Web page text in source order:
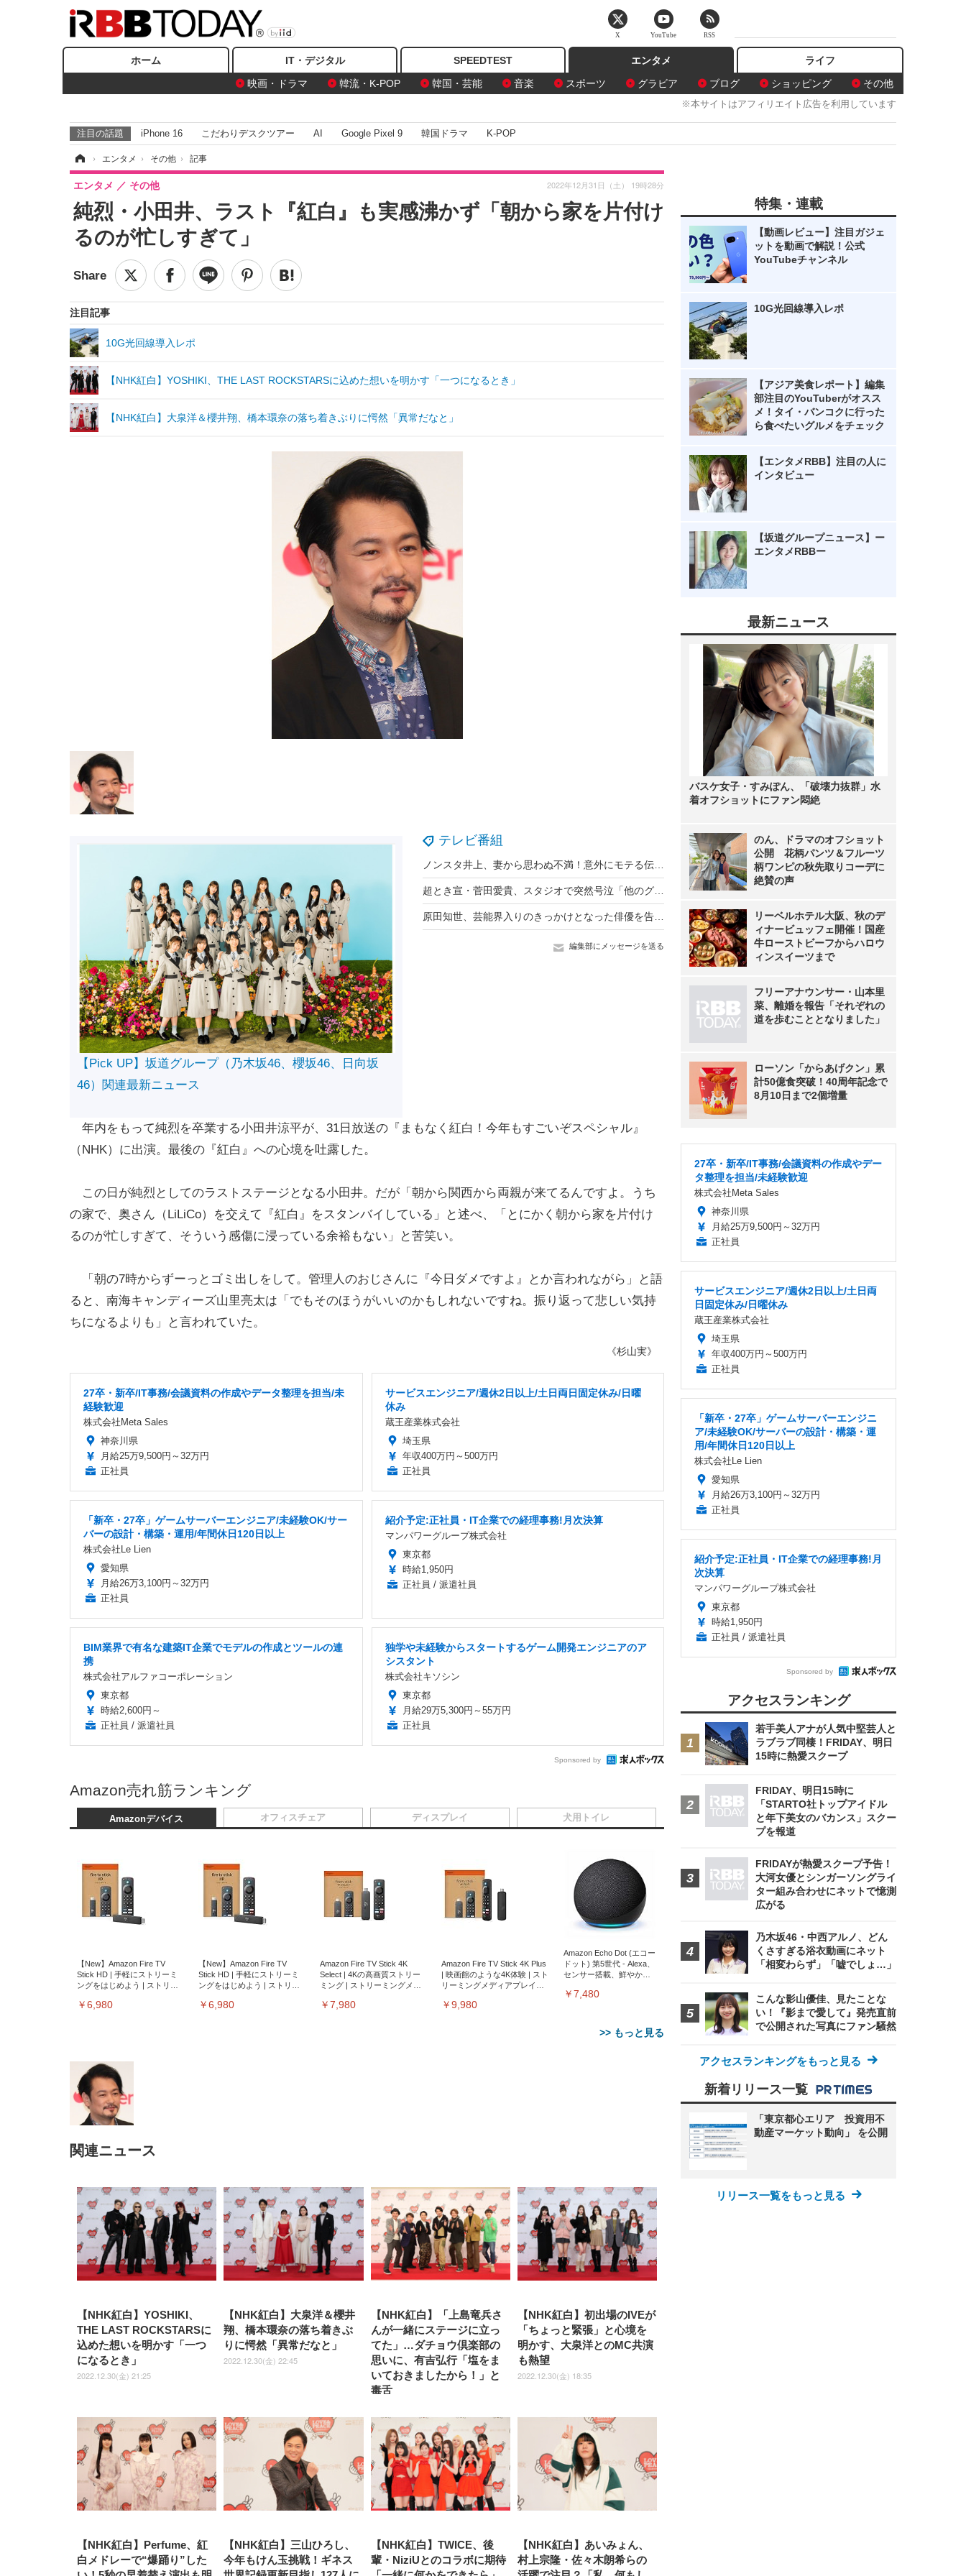
ホーム IT・デジタル SPEEDTEST
エンタメ
映画・ドラマ
韓流・K-POP 韓国・芸能 音楽 スポーツ グラビア ブログ ショッピング その他
ライフ
※本サイトはアフィリエイト広告を利用しています
注目の話題 iPhone 16 こだわりデスクツアー AI Google Pixel 9 韓国ドラマ K-POP
› エンタメ › その他 › 記事
純烈・小田井、ラスト『紅白』も実感沸かず「朝から家を片付け
るのが忙しすぎて」
エンタメ その他 2022年12月31日（土） 19時28分
注目記事
10G光回線導入レポ
【NHK紅白】YOSHIKI、THE LAST ROCKSTARSに込めた想いを明かす「一つになるとき」
【NHK紅白】大泉洋＆櫻井翔、橋本環奈の落ち着きぶりに愕然「異常だなと」
テレビ番組
編集部にメッセージを送る
【Pick UP】坂道グループ（乃木坂46、櫻坂46、日向坂
46）関連最新ニュース
年内をもって純烈を卒業する小田井涼平が、31日放送の『まもなく紅白！今年もすごいぞスペシャル』
（NHK）に出演。最後の『紅白』への心境を吐露した。
この日が純烈としてのラストステージとなる小田井。だが「朝から関西から両親が来てるんですよ。うち
の家で、奥さん（LiLiCo）を交えて『紅白』をスタンバイしている」と述べ、「とにかく朝から家を片付け
るのが忙しすぎて、そういう感傷に浸っている余裕もない」と苦笑い。
「朝の7時からずーっとゴミ出しをして。管理人のおじさんに『今日ダメですよ』とか言われながら」と語
ると、南海キャンディーズ山里亮太は「でもそのほうがいいのかもしれないですね。振り返って悲しい気持
ちになるよりも」と言われていた。
《杉山実》
27卒・新卒/IT事務/会議資料の作成やデータ整理を担当/未
経験歓迎
株式会社Meta Sales
神奈川県
月給25万9,500円～32万円
正社員
サービスエンジニア/週休2日以上/土日両日固定休み/日曜
休み
蔵王産業株式会社
埼玉県
年収400万円～500万円
正社員
「新卒・27卒」ゲームサーバーエンジニア/未経験OK/サー
バーの設計・構築・運用/年間休日120日以上
株式会社Le Lien
愛知県
月給26万3,100円～32万円
正社員
紹介予定:正社員・IT企業での経理事務!月次決算
マンパワーグループ株式会社
東京都
時給1,950円
正社員 / 派遣社員
BIM業界で有名な建築IT企業でモデルの作成とツールの連
携
株式会社アルファコーポレーション
東京都
時給2,600円～
正社員 / 派遣社員
独学や未経験からスタートするゲーム開発エンジニアのア
シスタント
株式会社キソシン
東京都
月給29万5,300円～55万円
正社員
Sponsored by
Amazon売れ筋ランキング
Amazonデバイス
【New】Amazon Fire TV
Stick HD | 手軽にストリーミ
ングをはじめよう | ストリー
￥6,980
【New】Amazon Fire TV
Stick HD | 手軽にストリーミ
ングをはじめよう | ストリー
￥6,980
Amazon Fire TV Stick 4K
Select | 4Kの高画質ストリー
ミング | ストリーミングメデ
￥7,980
Amazon Fire TV Stick 4K Plus
| 映画館のような4K体験 | スト
リーミングメディアプレイヤ
￥9,980
Amazon Echo Dot (エコー
ドット) 第5世代 - Alexa、
センサー搭載、鮮やかな
￥7,480
>> もっと見る
オフィスチェア
子 テレワーク 疲れない 跳ね
上げ式アームレスト コンパク
ト 約105度ロッキング pc 事務
椅子 360度回転 座面昇降 強化
ナイロン樹脂ベース 通気性メ
ッシュ 在宅ワーク H-
WY01(黒網+黒枠+黒足)
￥5,699
／デスクチェア メッシュチェ
ア 人間工学 疲れない ブラッ
ク
￥27,999
チェア 疲れない テレワーク
チェア 強化バックレスト 30
度ロッキング機能 人間工学 椅
子 腰サポート 90度跳ね上げ
式アームレスト 3Dヘッドレス
ト ハンガー付き 高反発クッシ
ョン PCチェア 通気性メッシ
ュ ゲーミング/勉強/事務用 お
しゃれ パソコンチェア (ブラ
ック)
￥7,680
チェア 疲れない テレワーク
チェア 強化バックレスト 30度
ロッキング機能 人間工学 椅子
腰サポート 90度跳ね上げ式ア
ームレスト 3Dヘッドレスト
ハンガー付き 高反発クッショ
ン PCチェア 通気性メッシュ
ゲーミング/勉強/事務用 おし
ゃれ パソコンチェア (ホワイ
ト)
￥7,680
ッシュ 通気性 ランバーサ
ポート付き 腰サポート ガ
ス圧無段階昇降 360度回
転 キャスター付き コンパ
クト 幅52×奥行58.5×高さ
84～96cm テレワーク 在
宅勤務 ブラック
￥4,139
ディスプレイ
EV3240X-WT | 31.5型4K
UHD・USB Type-C・ホワイ
ト
￥105,595
EV2740X-WT | 27.0型4K
UHD・USB Type-C・ホワイ
ト
￥109,572
ク付き（CFI-ZDM1J）
￥49,979
ニター フル
HD（1920×1080）VA 非光
沢 HDMI/DisplayPort/VGA
スピーカー内蔵 高さ調整 ス
イベル VESA対応
ComfortView ビジネス向け
￥15,800
Gaming Monitor 24” Essential ゲ
ーミングモニター QD 24.5インチ
1ms FHD 量子ドット 残像低減 (3
年保証 | 輝点保証 | 日本メーカー)
￥34,980
犬用トイレ
ーツ 薄型 レギュラー 1回使い
捨て 無香料 ホワイト 300枚
￥3,373
ーツ 厚型 ワイド 42枚x2袋(84
枚) ホワイト(吸収面:ライトブ
ルー)
￥3,234
ツ L 中型犬用 26枚入り 単品
￥1,800
ック) 【Amazon.co.jp限定】
Smart Basic アイリスオーヤマ
ペットシーツ 超厚型 お徳用
ワイド 100枚入 (x 1) (ケース
販売)
￥3,670
ュラー 200枚入
【Amazon.co.jp限定】
￥3,731
関連ニュース
【NHK紅白】YOSHIKI、
THE LAST ROCKSTARSに
込めた想いを明かす「一つ
になるとき」
2022.12.30(金) 21:25
【NHK紅白】大泉洋＆櫻井
翔、橋本環奈の落ち着きぶ
りに愕然「異常だなと」
2022.12.30(金) 22:45
【NHK紅白】「上島竜兵さ
んが一緒にステージに立っ
てた」…ダチョウ倶楽部の
思いに、有吉弘行「塩をま
いておきましたから！」と
毒舌
【NHK紅白】初出場のIVEが
「ちょっと緊張」と心境を
明かす、大泉洋とのMC共演
も熱望
2022.12.30(金) 18:35
【NHK紅白】Perfume、紅
白メドレーで“爆踊り”した
【NHK紅白】三山ひろし、
今年もけん玉挑戦！ギネス
【NHK紅白】TWICE、後
輩・NiziUとのコラボに期待
【NHK紅白】あいみょん、
村上宗隆・佐々木朗希らの
特集・連載
【動画レビュー】注目ガジェ
ットを動画で解説！公式
YouTubeチャンネル
10G光回線導入レポ
【アジア美食レポート】編集
部注目のYouTuberがオスス
メ！タイ・バンコクに行った
ら食べたいグルメをチェック
【エンタメRBB】注目の人に
インタビュー
【坂道グループニュース】ー
エンタメRBBー
最新ニュース
バスケ女子・すみぽん、「破壊力抜群」水
着オフショットにファン悶絶
のん、ドラマのオフショット
公開 花柄パンツ＆フルーツ
柄ワンピの秋先取りコーデに
絶賛の声
リーベルホテル大阪、秋のデ
ィナービュッフェ開催！国産
牛ローストビーフからハロウ
ィンスイーツまで
フリーアナウンサー・山本里
菜、離婚を報告「それぞれの
道を歩むこととなりました」
ローソン「からあげクン」累
計50億食突破！40周年記念で
8月10日まで2個増量
27卒・新卒/IT事務/会議資料の作成やデー
タ整理を担当/未経験歓迎
株式会社Meta Sales
神奈川県
月給25万9,500円～32万円
正社員
サービスエンジニア/週休2日以上/土日両
日固定休み/日曜休み
蔵王産業株式会社
埼玉県
年収400万円～500万円
正社員
「新卒・27卒」ゲームサーバーエンジニ
ア/未経験OK/サーバーの設計・構築・運
用/年間休日120日以上
株式会社Le Lien
愛知県
月給26万3,100円～32万円
正社員
紹介予定:正社員・IT企業での経理事務!月
次決算
マンパワーグループ株式会社
東京都
時給1,950円
正社員 / 派遣社員
Sponsored by
アクセスランキング
若手美人アナが人気中堅芸人と
ラブラブ同棲！FRIDAY、明日
15時に熱愛スクープ
FRIDAY、明日15時に
「STARTO社トップアイドル
と年下美女のバカンス」スクー
プを報道
FRIDAYが熱愛スクープ予告！
大河女優とシンガーソングライ
ター組み合わせにネットで憶測
広がる
乃木坂46・中西アルノ、どん
くさすぎる浴衣動画にネット
「相変わらず」「嘘でしょ…」
こんな影山優佳、見たことな
い！『影まで愛して』発売直前
で公開された写真にファン騒然
アクセスランキングをもっと見る
新着リリース一覧
「東京都心エリア 投資用不
動産マーケット動向」 を公開
リリース一覧をもっと見る
X YouTube RSS